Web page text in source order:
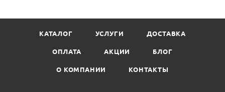
срок службы одежды.
предохраняя вещи от впитывания грязи.
Предназначен для ухода за любыми типами тканей.
КАТАЛОГ УСЛУГИ ДОСТАВКА
ОПЛАТА АКЦИИ БЛОГ
О КОМПАНИИ КОНТАКТЫ